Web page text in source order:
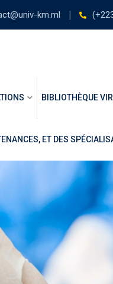
km.ml
BIBLIOTHÈQUE
ET DES